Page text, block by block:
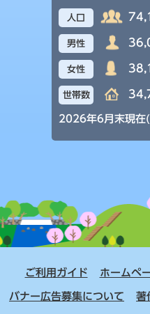
人口
男性
女性
世帯数
2026年6月末現在
ご利用ガイド ホームペ
バナー広告募集について 著